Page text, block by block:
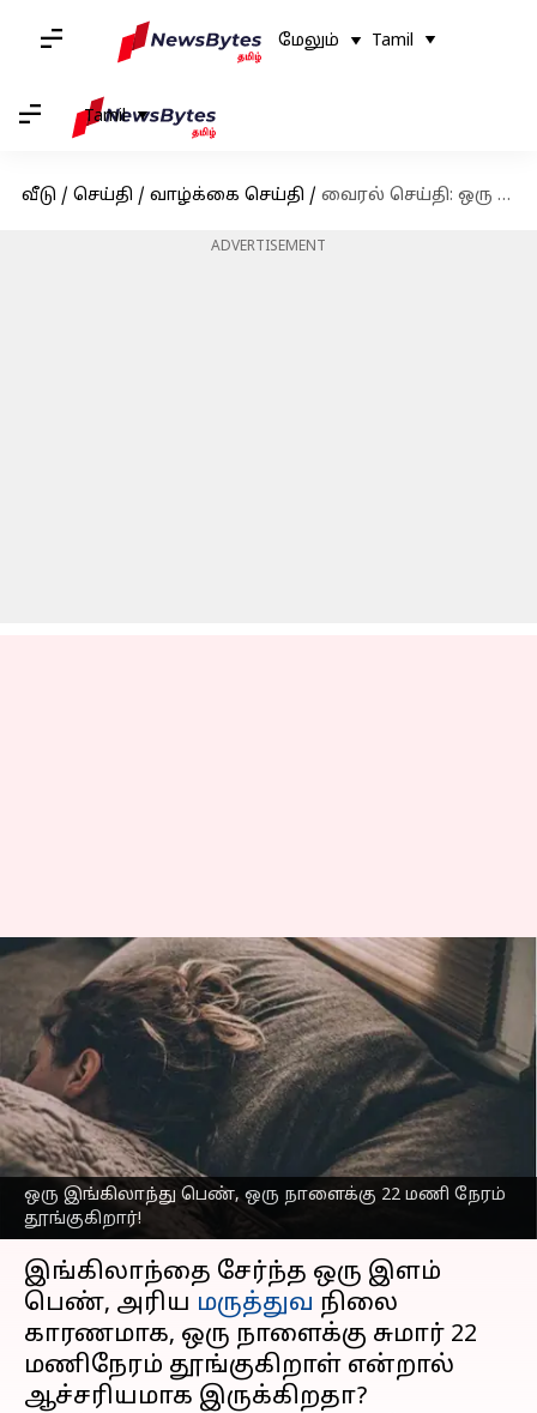
மேலும் Tamil
Tamil
வீடு / செய்தி / வாழ்க்கை செய்தி / வைரல் செய்தி: ஒரு இங்கிலாந்து பெண், ஒரு நாளைக்கு 22 மணி நேரம் தூங்குகிறார்; காரணம் தெரியுமா?
ADVERTISEMENT
ஒரு இங்கிலாந்து பெண், ஒரு நாளைக்கு 22 மணி நேரம்
தூங்குகிறார்!
வைரல் செய்தி: ஒரு
இங்கிலாந்து பெண், ஒரு
நாளைக்கு 22 மணி நேரம்
தூங்குகிறார்; காரணம்
தெரியுமா?
எழுதியவர் Venkatalakshmi V Mar 02, 2023 07:15 pm
செய்தி முன்னோட்டம்
இங்கிலாந்தை சேர்ந்த ஒரு இளம்
பெண், அரிய மருத்துவ நிலை
காரணமாக, ஒரு நாளைக்கு சுமார் 22
மணிநேரம் தூங்குகிறாள் என்றால்
ஆச்சரியமாக இருக்கிறதா?